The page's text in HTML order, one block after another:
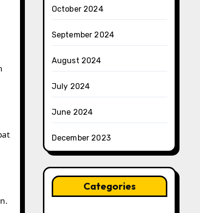
October 2024
September 2024
August 2024
July 2024
June 2024
December 2023
Categories